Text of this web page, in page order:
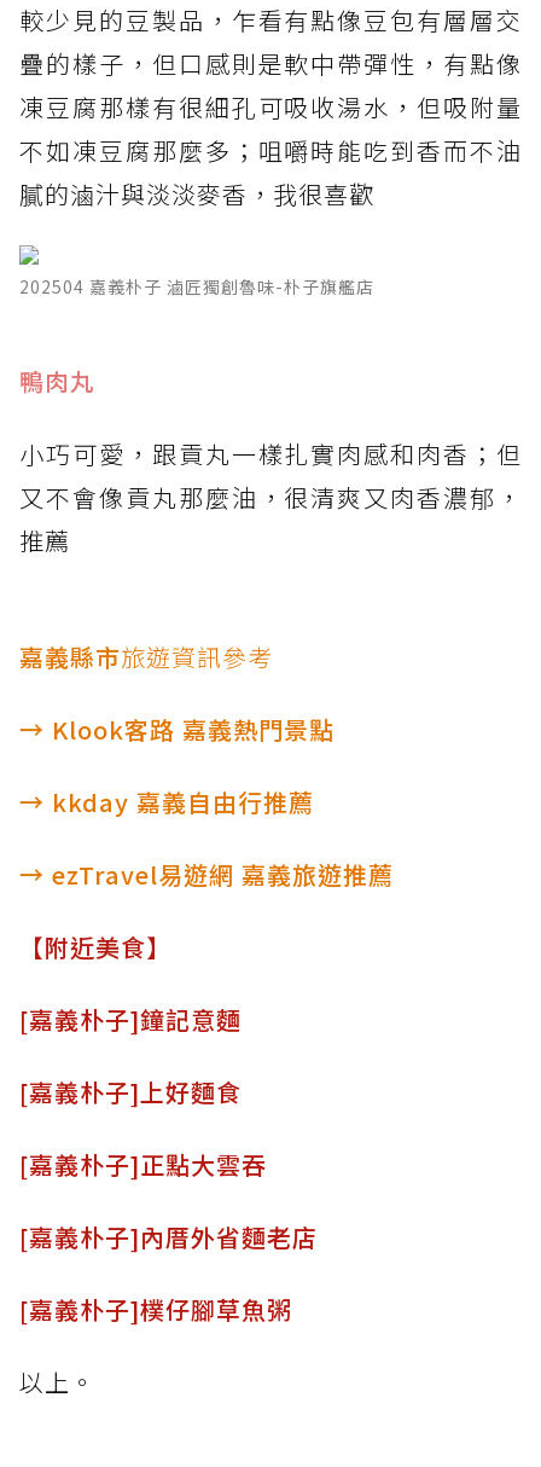
較少見的豆製品，乍看有點像豆包有層層交
疊的樣子，但口感則是軟中帶彈性，有點像
凍豆腐那樣有很細孔可吸收湯水，但吸附量
不如凍豆腐那麼多；咀嚼時能吃到香而不油
膩的滷汁與淡淡麥香，我很喜歡
202504 嘉義朴子 滷匠獨創魯味-朴子旗艦店
鴨肉丸
小巧可愛，跟貢丸一樣扎實肉感和肉香；但
又不會像貢丸那麼油，很清爽又肉香濃郁，
推薦
嘉義縣市旅遊資訊參考
→ Klook客路 嘉義熱門景點
→ kkday 嘉義自由行推薦
→ ezTravel易遊網 嘉義旅遊推薦
【附近美食】
[嘉義朴子]鐘記意麵
[嘉義朴子]上好麵食
[嘉義朴子]正點大雲吞
[嘉義朴子]內厝外省麵老店
[嘉義朴子]樸仔腳草魚粥
以上。